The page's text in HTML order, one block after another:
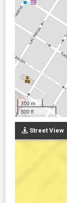
100 m
500 ft
Street View